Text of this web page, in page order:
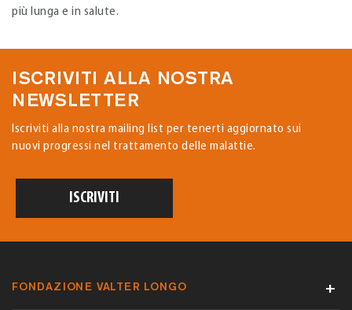
più lunga e in salute.
ISCRIVITI ALLA NOSTRA
NEWSLETTER
Iscriviti alla nostra mailing list per tenerti aggiornato sui
nuovi progressi nel trattamento delle malattie.
ISCRIVITI
FONDAZIONE VALTER LONGO